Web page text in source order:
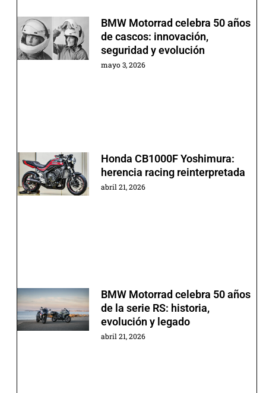
BMW Motorrad celebra 50 años
de cascos: innovación,
seguridad y evolución
mayo 3, 2026
Honda CB1000F Yoshimura:
herencia racing reinterpretada
abril 21, 2026
BMW Motorrad celebra 50 años
de la serie RS: historia,
evolución y legado
abril 21, 2026